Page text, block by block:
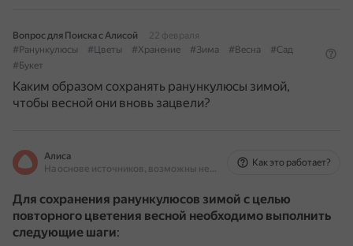
Вопрос для Поиска с Алисой
22 февраля
#Ранункулюсы
#Цветы #Хранение #Зима #Весна
#Сад
#Букет
Каким образом сохранять ранункулюсы зимой,
чтобы весной они вновь зацвели?
Алиса
На основе источников, возможны неточности
Как это работает?
Для сохранения ранункулюсов зимой с целью
повторного цветения весной необходимо выполнить
следующие шаги: